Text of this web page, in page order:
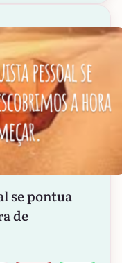
se pontua
de